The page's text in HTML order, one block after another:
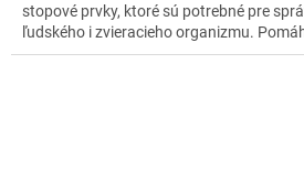
hviezdičiek.
stopové prvky, ktoré sú potrebné pre
ľudského i zvieracieho organizmu.